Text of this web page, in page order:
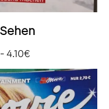
4.10€